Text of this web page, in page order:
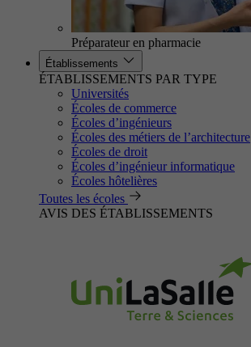
Préparateur en pharmacie
Établissements
ÉTABLISSEMENTS PAR TYPE
Universités
Écoles de commerce
Écoles d’ingénieurs
Écoles des métiers de l’architecture
Écoles de droit
Écoles d’ingénieur informatique
Écoles hôtelières
Toutes les écoles
AVIS DES ÉTABLISSEMENTS